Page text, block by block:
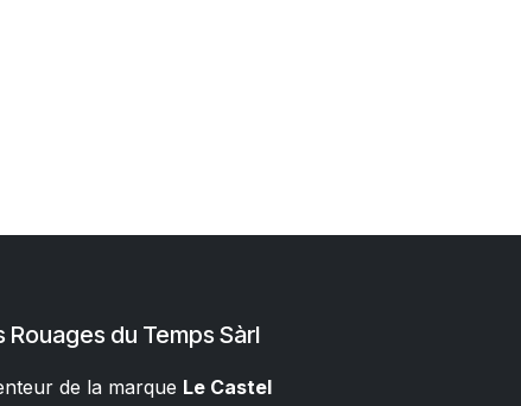
Rouages du Temps Sàrl
de la marque Le Castel​​